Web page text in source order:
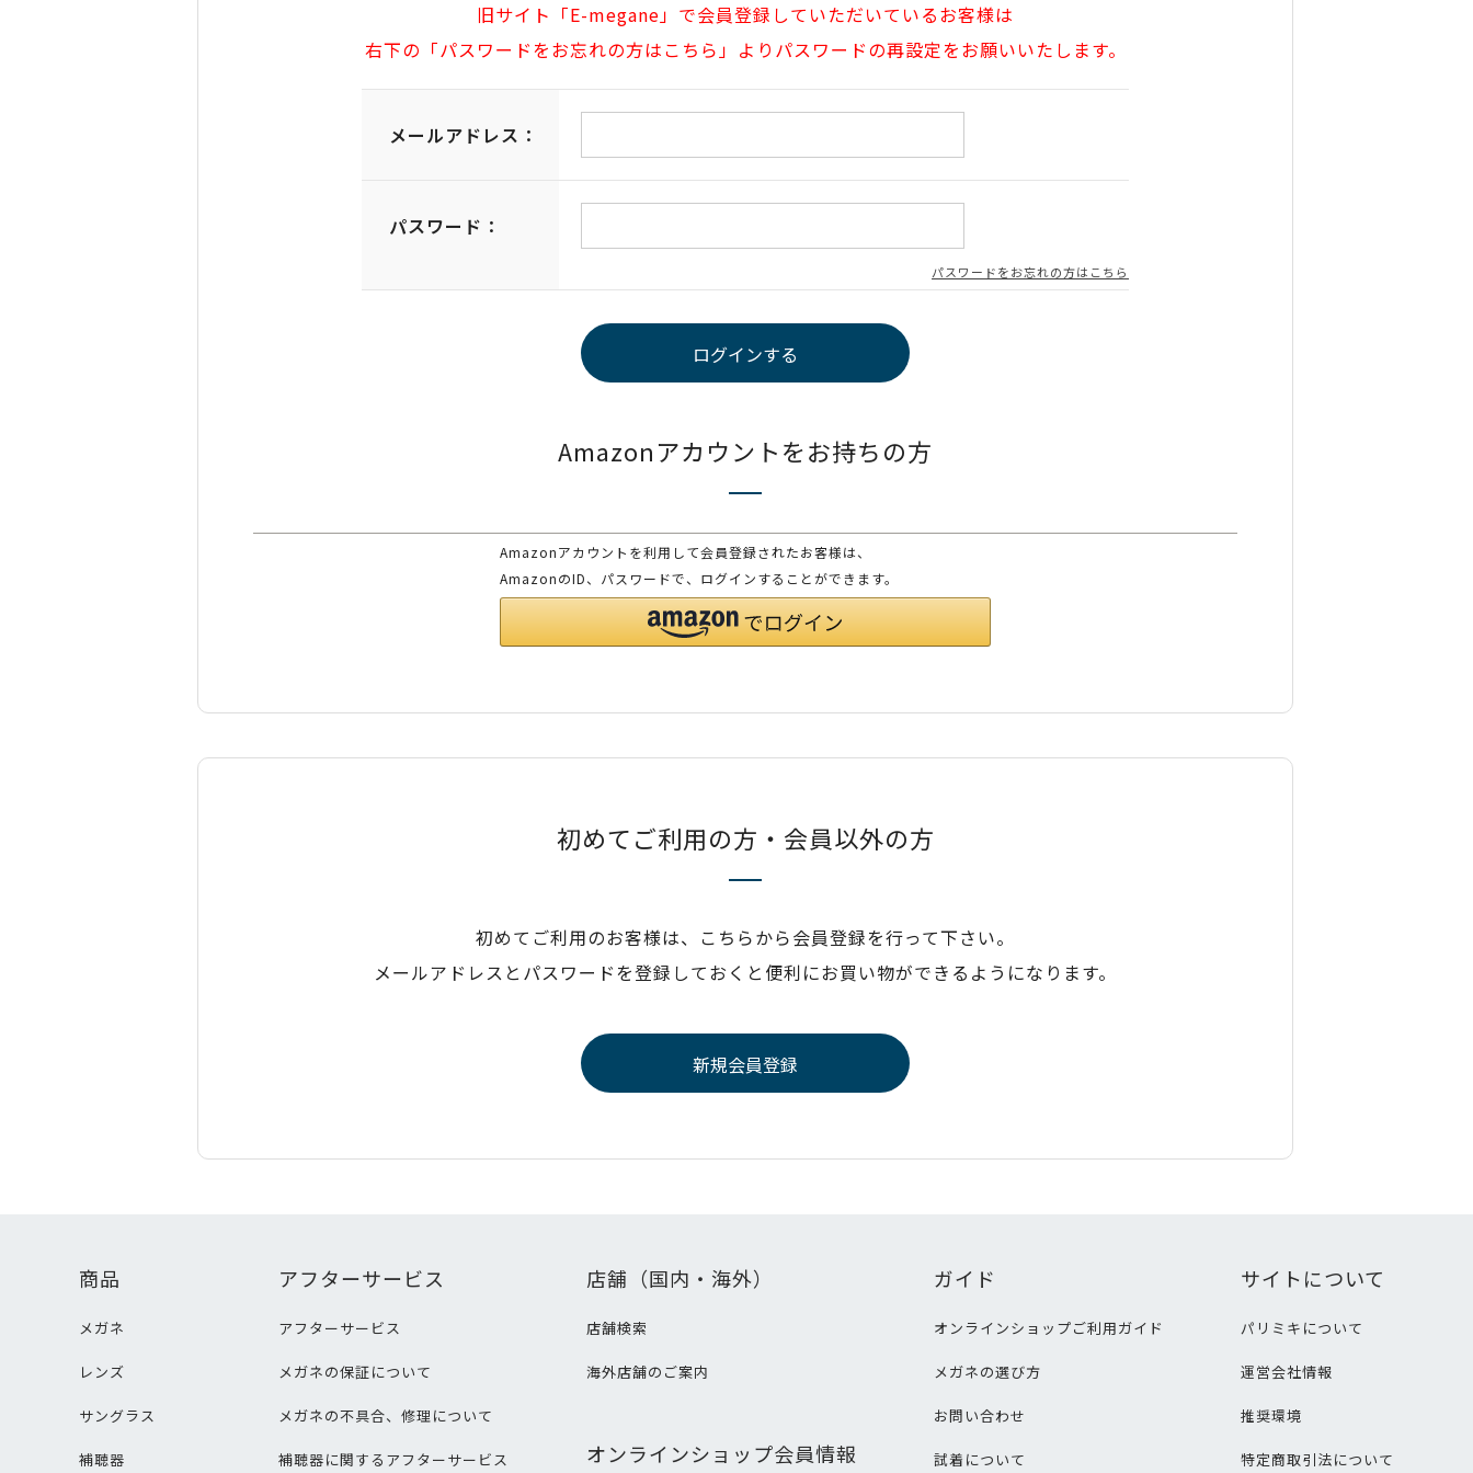
旧サイト「E-megane」で会員登録していただいているお客様は
右下の「パスワードをお忘れの方はこちら」よりパスワードの再設定をお願いいたします。
メールアドレス：
パスワード：
パスワードをお忘れの方はこちら
Amazonアカウントをお持ちの方
Amazonアカウントを利用して会員登録されたお客様は、
AmazonのID、パスワードで、ログインすることができます。
初めてご利用の方・会員以外の方
初めてご利用のお客様は、こちらから会員登録を行って下さい。
メールアドレスとパスワードを登録しておくと便利にお買い物ができるようになります。
商品
メガネ
レンズ
サングラス
補聴器
アフターサービス
アフターサービス
メガネの保証について
メガネの不具合、修理について
補聴器に関するアフターサービス
店舗（国内・海外）
店舗検索
海外店舗のご案内
オンラインショップ会員情報
ガイド
オンラインショップご利用ガイド
メガネの選び方
お問い合わせ
試着について
サイトについて
パリミキについて
運営会社情報
推奨環境
特定商取引法について